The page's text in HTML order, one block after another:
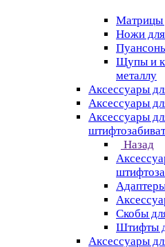
Матрицы
Ножи
Щупы и
металлу
Аксессуары
Аксессуары
Аксессуары
Назад
Скобы
Штифты
Аксессуары